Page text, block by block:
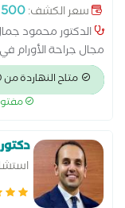
سعر الكشف:500
الدكتور محمود
مجال جراحة الأورام
الجراحية الدقيقة
إجراء الجراحات
ومفصلة عن سيرته
الدكتوراه في جراحة
الجذري للأورام مع
الأورام بكلية
له الإشراف على
متاح النهاردة من 6:00 مساءً